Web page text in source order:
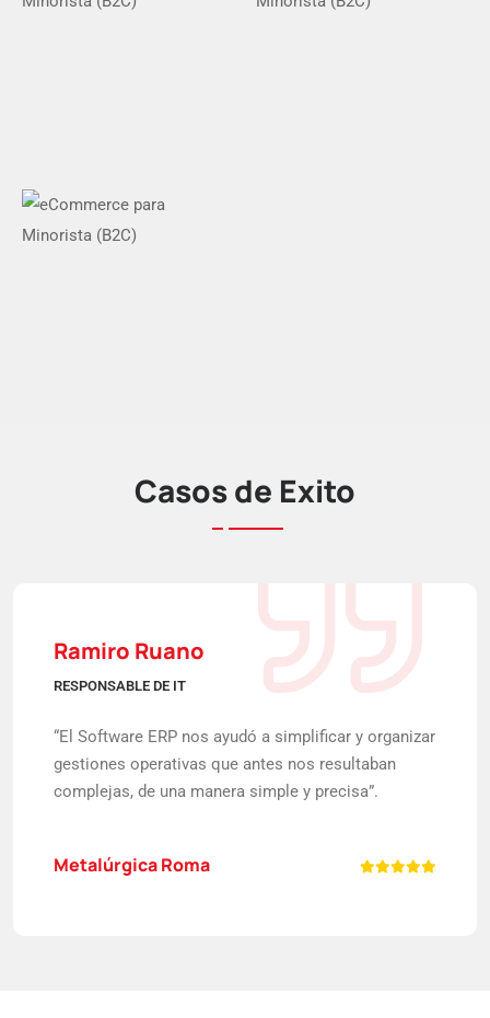
Casos de Éxito
Ramiro Ruano
RESPONSABLE DE IT
“El Software ERP nos ayudó a simplificar y organizar
gestiones operativas que antes nos resultaban
complejas, de una manera simple y precisa”.
Metalúrgica Roma